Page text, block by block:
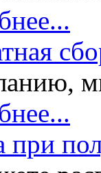
при